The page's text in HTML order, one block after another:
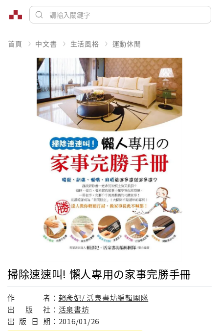
首頁 中文書 生活風格 運動休閒
掃除速速叫! 懶人專用の家事完勝手冊
作 者： 賴彥妃/ 活泉書坊編輯團隊
出
版 社： 活泉書坊
出 版 日 期： 2016/01/26